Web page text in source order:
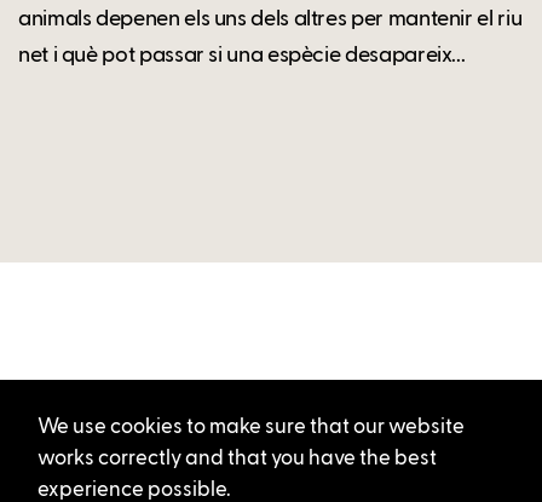
animals depenen els uns dels altres per mantenir el riu
net i què pot passar si una espècie desapareix...
We use cookies to make sure that our website
works correctly and that you have the best
experience possible.